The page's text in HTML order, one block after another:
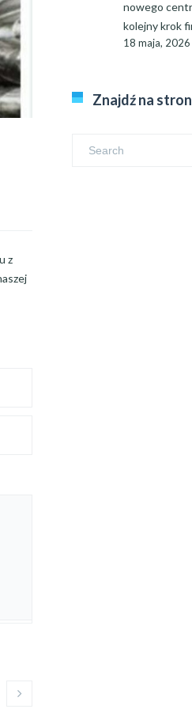
z
nowego
kolejny krok
18 maja, 2026
Znajdź na